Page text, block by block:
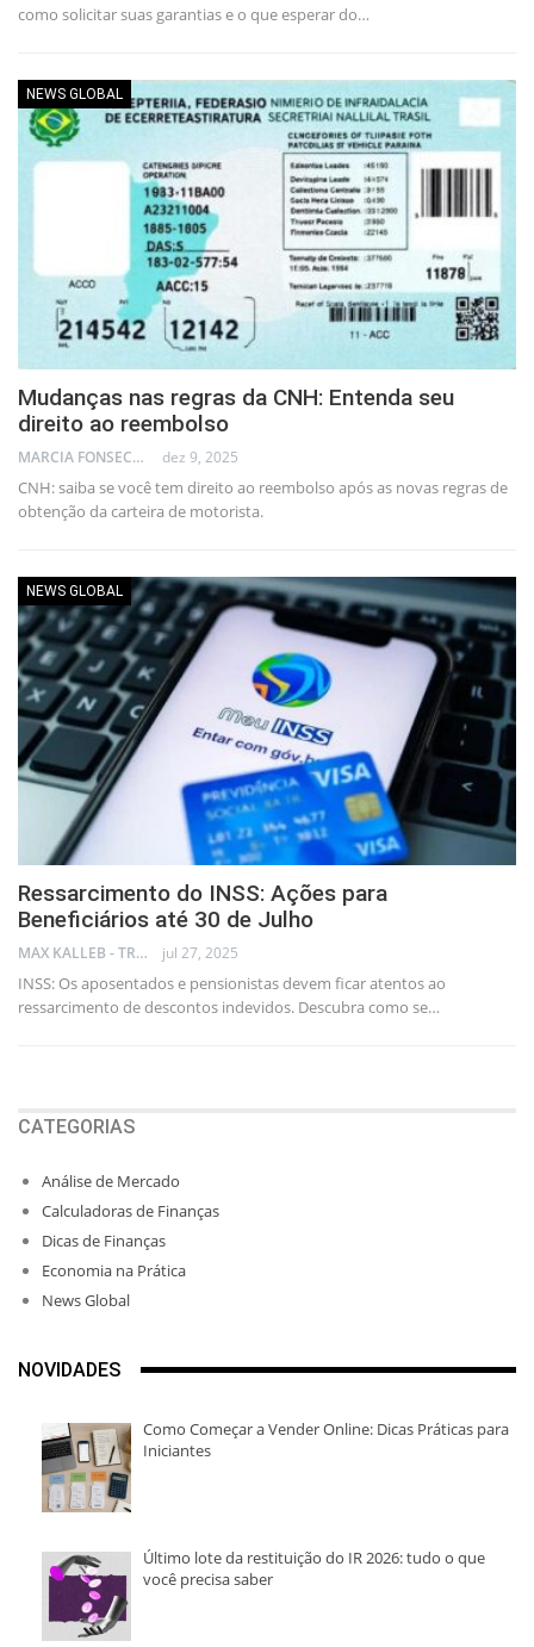
como solicitar suas garantias e o que esperar do…
NEWS GLOBAL
Mudanças nas regras da CNH: Entenda seu
direito ao reembolso
MARCIA FONSECA - FINANCIAL CONSULTANT dez 9, 2025
CNH: saiba se você tem direito ao reembolso após as novas regras de
obtenção da carteira de motorista.
NEWS GLOBAL
Ressarcimento do INSS: Ações para
Beneficiários até 30 de Julho
MAX KALLEB - TRADER jul 27, 2025
INSS: Os aposentados e pensionistas devem ficar atentos ao
ressarcimento de descontos indevidos. Descubra como se…
CATEGORIAS
Análise de Mercado
Calculadoras de Finanças
Dicas de Finanças
Economia na Prática
News Global
NOVIDADES
Como Começar a Vender Online: Dicas Práticas para
Iniciantes
Último lote da restituição do IR 2026: tudo o que
você precisa saber